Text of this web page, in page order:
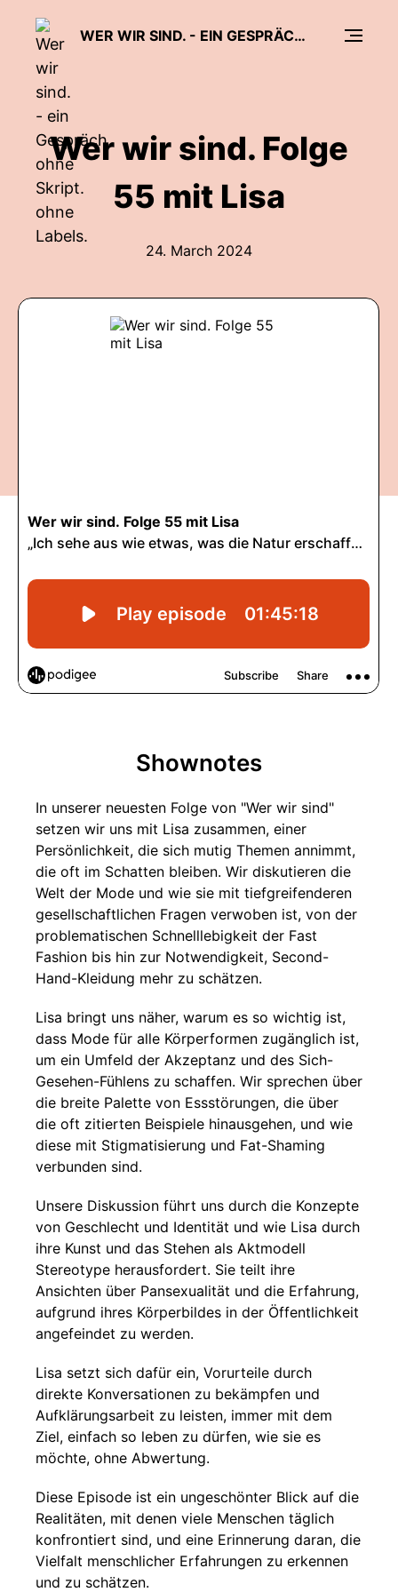
WER WIR SIND. - EIN GESPRÄCH. OHNE SKRIPT. OHNE LABELS.
Wer wir sind. Folge
55 mit Lisa
24. March 2024
Shownotes
In unserer neuesten Folge von "Wer wir sind"
setzen wir uns mit Lisa zusammen, einer
Persönlichkeit, die sich mutig Themen annimmt,
die oft im Schatten bleiben. Wir diskutieren die
Welt der Mode und wie sie mit tiefgreifenderen
gesellschaftlichen Fragen verwoben ist, von der
problematischen Schnelllebigkeit der Fast
Fashion bis hin zur Notwendigkeit, Second-
Hand-Kleidung mehr zu schätzen.
Lisa bringt uns näher, warum es so wichtig ist,
dass Mode für alle Körperformen zugänglich ist,
um ein Umfeld der Akzeptanz und des Sich-
Gesehen-Fühlens zu schaffen. Wir sprechen über
die breite Palette von Essstörungen, die über
die oft zitierten Beispiele hinausgehen, und wie
diese mit Stigmatisierung und Fat-Shaming
verbunden sind.
Unsere Diskussion führt uns durch die Konzepte
von Geschlecht und Identität und wie Lisa durch
ihre Kunst und das Stehen als Aktmodell
Stereotype herausfordert. Sie teilt ihre
Ansichten über Pansexualität und die Erfahrung,
aufgrund ihres Körperbildes in der Öffentlichkeit
angefeindet zu werden.
Lisa setzt sich dafür ein, Vorurteile durch
direkte Konversationen zu bekämpfen und
Aufklärungsarbeit zu leisten, immer mit dem
Ziel, einfach so leben zu dürfen, wie sie es
möchte, ohne Abwertung.
Diese Episode ist ein ungeschönter Blick auf die
Realitäten, mit denen viele Menschen täglich
konfrontiert sind, und eine Erinnerung daran, die
Vielfalt menschlicher Erfahrungen zu erkennen
und zu schätzen.